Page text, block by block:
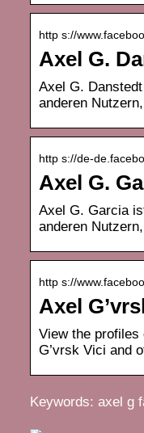
http s://
Axel G.
Axel G.
anderen
http s://de-
Axel G.
Axel G. Garcia
anderen
http s://
Axel
View the profiles
G’vrsk Vici and
Keywords: axel g